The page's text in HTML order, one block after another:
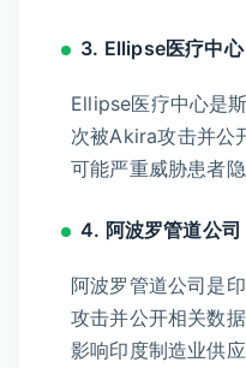
3. Ellipse医疗中
Ellipse医疗中心是
次被Akira攻击并公
可能严重威胁患者
4. 阿波罗管道公
阿波罗管道公司是
攻击并公开相关数
影响印度制造业供